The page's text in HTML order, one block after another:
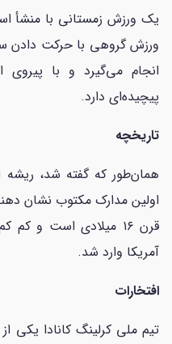
یک ورزش زمستانی با منشأ
ورزش گروهی با حرکت
انجام می‌گیرد و با
پیچیده‌ای دارد.
تاریخچه
همان‌طور که گفته شد، ریشه
اولین مدارک مکتوب نشان
آمریکا وارد شد.
افتخارات
تیم ملی کرلینگ کانادا یکی